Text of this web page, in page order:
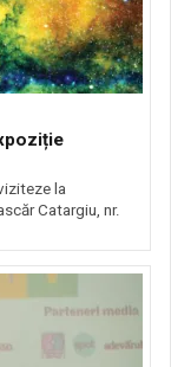
la
Catargiu, nr.